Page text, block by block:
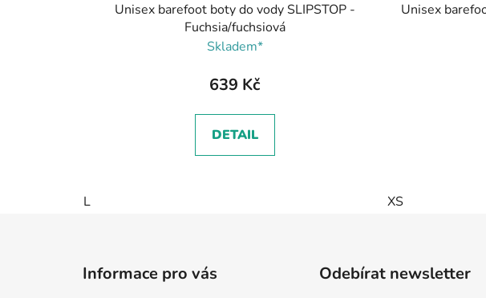
Unisex barefoot boty do vody SLIPSTOP -
Fuchsia/fuchsiová
Skladem*
639 Kč
DETAIL
L
Unisex
XS
Informace pro vás Odebírat newsletter